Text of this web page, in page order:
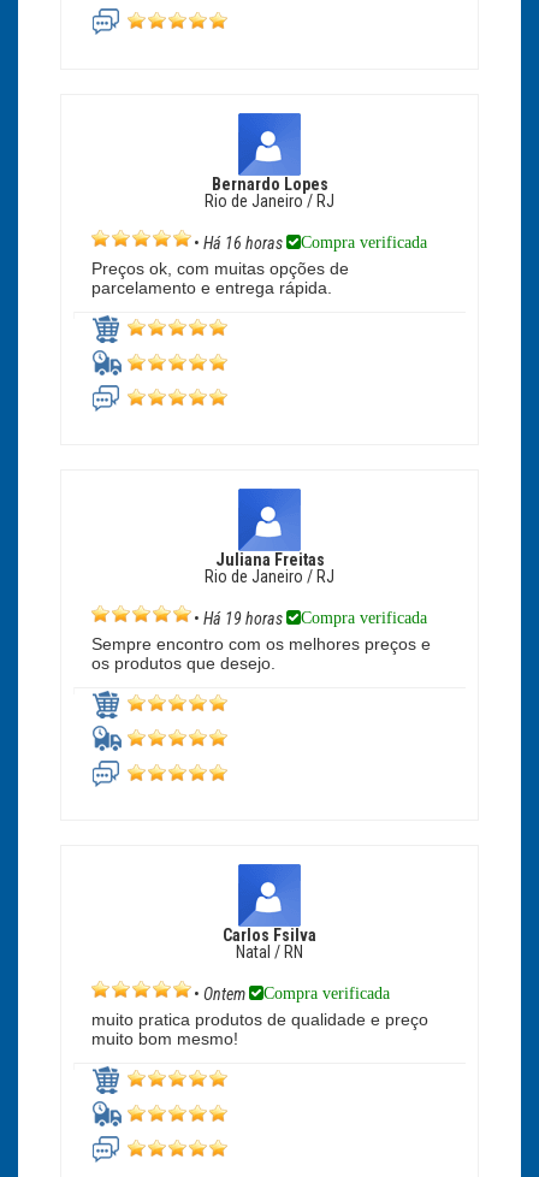
Bernardo Lopes
Rio de Janeiro / RJ
• Há 16 horas Compra verificada
Preços ok, com muitas opções de
parcelamento e entrega rápida.
Juliana Freitas
Rio de Janeiro / RJ
• Há 19 horas Compra verificada
Sempre encontro com os melhores preços e
os produtos que desejo.
Carlos Fsilva
Natal / RN
• Ontem Compra verificada
muito pratica produtos de qualidade e preço
muito bom mesmo!